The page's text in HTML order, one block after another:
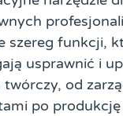
szereg funkcji,
usprawnić i
twórczy, od
po produkcję